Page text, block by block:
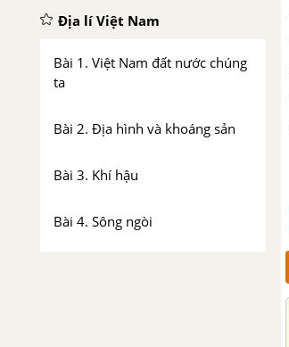
Địa lí Việt Nam
Bài 1. Việt Nam đất nước chúng
ta
Bài 2. Địa hình và khoáng sản
Bài 3. Khí hậu
Bài 4. Sông ngòi